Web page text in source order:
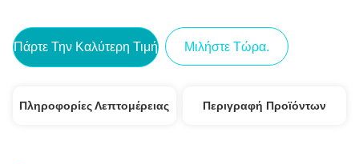
Πάρτε Την Καλύτερη Τιμή Μιλήστε Τώρα.
Πληροφορίες Λεπτομέρειας Περιγραφή Προϊόντων